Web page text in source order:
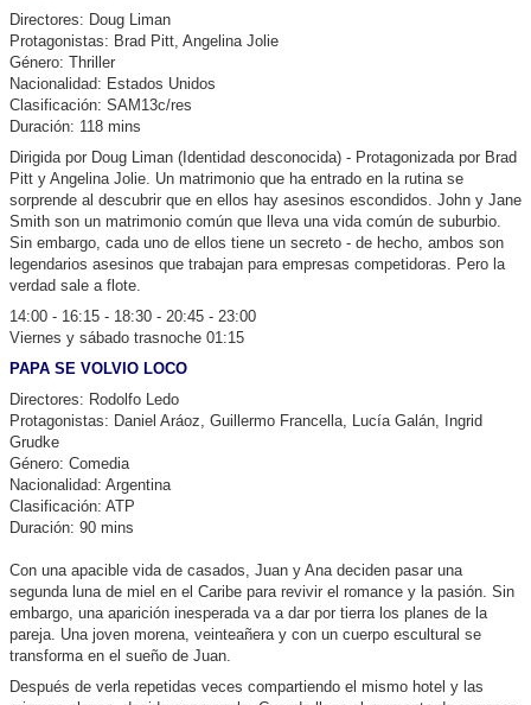
Directores: Doug Liman
Protagonistas: Brad Pitt, Angelina Jolie
Género: Thriller
Nacionalidad: Estados Unidos
Clasificación: SAM13c/res
Duración: 118 mins
Dirigida por Doug Liman (Identidad desconocida) - Protagonizada por Brad
Pitt y Angelina Jolie. Un matrimonio que ha entrado en la rutina se
sorprende al descubrir que en ellos hay asesinos escondidos. John y Jane
Smith son un matrimonio común que lleva una vida común de suburbio.
Sin embargo, cada uno de ellos tiene un secreto - de hecho, ambos son
legendarios asesinos que trabajan para empresas competidoras. Pero la
verdad sale a flote.
14:00 - 16:15 - 18:30 - 20:45 - 23:00
Viernes y sábado trasnoche 01:15
PAPA SE VOLVIO LOCO
Directores: Rodolfo Ledo
Protagonistas: Daniel Aráoz, Guillermo Francella, Lucía Galán, Ingrid
Grudke
Género: Comedia
Nacionalidad: Argentina
Clasificación: ATP
Duración: 90 mins
Con una apacible vida de casados, Juan y Ana deciden pasar una
segunda luna de miel en el Caribe para revivir el romance y la pasión. Sin
embargo, una aparición inesperada va a dar por tierra los planes de la
pareja. Una joven morena, veinteañera y con un cuerpo escultural se
transforma en el sueño de Juan.
Después de verla repetidas veces compartiendo el mismo hotel y las